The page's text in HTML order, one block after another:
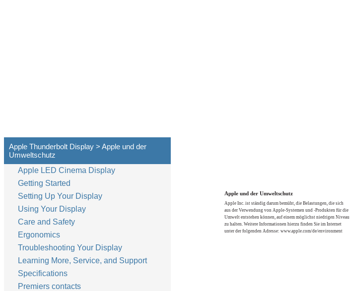
Apple und der Umweltschutz
Apple Inc. ist ständig darum bemüht, die Belastungen, die sich
aus der Verwendung von Apple-Systemen und -Produkten für die
Umwelt entstehen können, auf einem möglichst niedrigen Niveau
zu halten. Weitere Informationen hierzu finden Sie im Internet
unter der folgenden Adresse: www.apple.com/de/environment
Apple Thunderbolt Display > Apple und der
Umweltschutz
Apple LED Cinema Display
Getting Started
Setting Up Your Display
Using Your Display
Care and Safety
Ergonomics
Troubleshooting Your Display
Learning More, Service, and Support
Specifications
Premiers contacts